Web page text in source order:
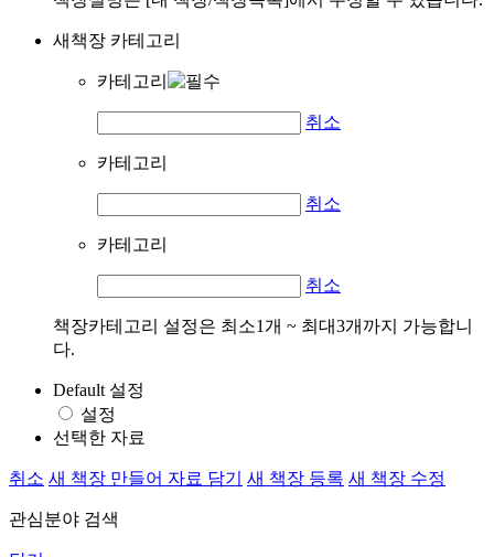
새책장 카테고리
카테고리
취소
카테고리
취소
카테고리
취소
책장카테고리 설정은 최소1개 ~ 최대3개까지 가능합니
다.
Default 설정
설정
선택한 자료
취소 새 책장 만들어 자료 담기 새 책장 등록 새 책장 수정
관심분야 검색